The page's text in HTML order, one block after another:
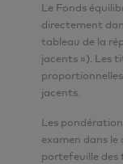
Le Fonds
directement
tableau de la
jacents »). Les
jacents.
Les
examen dans
portefeuille des